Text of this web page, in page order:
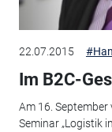
22.07.2015
Im B2C-
Am 16.
Seminar „Logistik